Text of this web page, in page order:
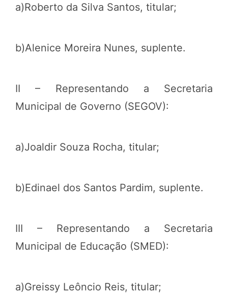
a)Roberto da Silva Santos, titular;
b)Alenice Moreira Nunes, suplente.
II – Representando a Secretaria
Municipal de Governo (SEGOV):
a)Joaldir Souza Rocha, titular;
b)Edinael dos Santos Pardim, suplente.
III – Representando a Secretaria
Municipal de Educação (SMED):
a)Greissy Leôncio Reis, titular;